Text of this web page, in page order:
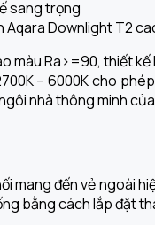
màu Ra>=90, thiết
– 6000K cho
nhà thông minh
mang đến vẻ ngoài
bằng cách lắp đặt